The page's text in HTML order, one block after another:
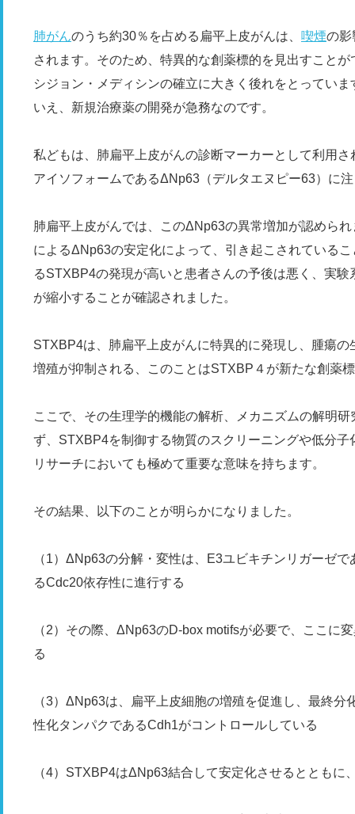
肺がんのうち約30％を占める扁平上皮がんは、 喫煙の影
されます。そのため、特異的な創薬標的を見出すこと
シジョン・メディシンの確立に大きく後れをとってい
いえ、新規治療薬の開発が急務なのです。
私どもは、肺扁平上皮がんの診断マーカーとして利用
アイソフォームであるΔNp63（デルタエヌピー63）に
肺扁平上皮がんでは、このΔNp63の異常増加が認めら
によるΔNp63の安定化によって、引き起こされている
るSTXBP4の発現が高いと患者さんの予後は悪く、実
が縮小することが確認されました。
STXBP4は、肺扁平上皮がんに特異的に発現し、腫瘍
増殖が抑制される、このことはSTXBP４が新たな創薬
ここで、その生理学的機能の解析、メカニズムの解明
ず、STXBP4を制御する物質のスクリーニングや低分
リサーチにおいても極めて重要な意味を持ちます。
その結果、以下のことが明らかになりました。
（1）ΔNp63の分解・変性は、E3ユビキチンリガーゼ
るCdc20依存性に進行する
（2）その際、ΔNp63のD-box motifsが必要で、ここに
る
（3）ΔNp63は、扁平上皮細胞の増殖を促進し、最終
性化タンパクであるCdh1がコントロールしている
（4）STXBP4はΔNp63結合して安定化させるとともに